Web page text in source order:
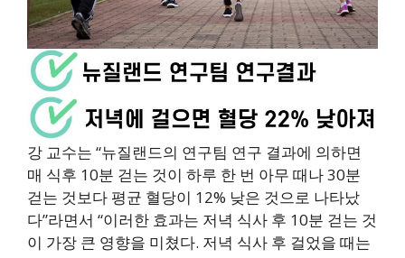
강 교수는 “뉴질랜드의 연구팀 연구 결과에 의하면
매 식후 10분 걷는 것이 하루 한 번 아무 때나 30분
걷는 것보다 평균 혈당이 12% 낮은 것으로 나타났
다”라면서 “이러한 효과는 저녁 식사 후 10분 걷는 것
이 가장 큰 영향을 미쳤다. 저녁 식사 후 걸었을 때는